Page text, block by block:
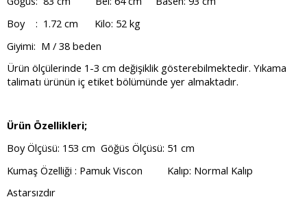
Boy : 1.72 cm Kilo: 52 kg
Giyimi: M / 38 beden
Ürün ölçülerinde 1-3 cm değişiklik gösterebilmektedir. Yıkama
talimatı ürünün iç etiket bölümünde yer almaktadır.
Ürün Özellikleri;
Boy Ölçüsü: 153 cm Göğüs Ölçüsü: 51 cm
Kumaş Özelliği : Pamuk Viscon Kalıp: Normal Kalıp
Astarsızdır